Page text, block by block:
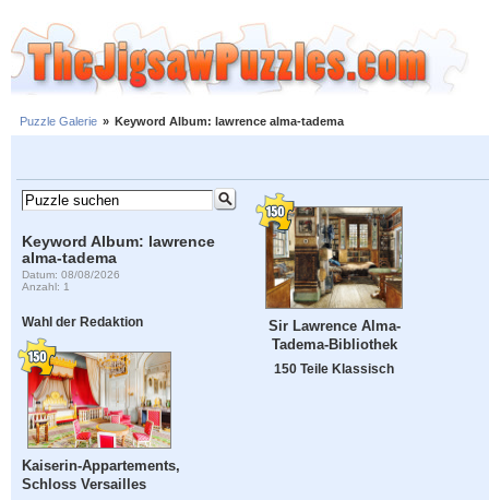
Puzzle Galerie » Keyword Album: lawrence alma-tadema
Keyword Album: lawrence
alma-tadema
Datum: 08/08/2026
Anzahl: 1
Wahl der Redaktion
Kaiserin-Appartements,
Schloss Versailles
Sir Lawrence Alma-
Tadema-Bibliothek
150 Teile Klassisch